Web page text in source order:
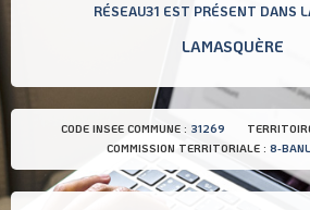
RÉSEAU31 EST PRÉSENT DANS
LAMASQUÈRE
CODE INSEE COMMUNE : 31269
COMMISSION TERRITORIALE : 8-